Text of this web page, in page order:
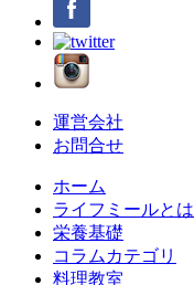
運営会社
お問合せ
ホーム
ライフミールとは
栄養基礎
コラムカテゴリ
料理教室